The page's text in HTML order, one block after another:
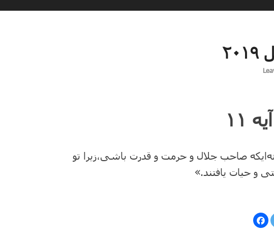
صاحب جلال و حرمت و قدرت باشی،زیرا تو
و حیات یافتند.»